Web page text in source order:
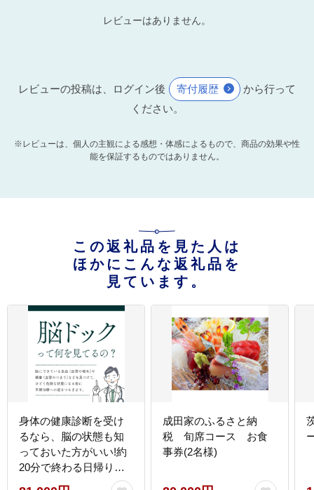
レビューはありません。
レビューの投稿は、ログイン後 寄付履歴
から行って
ください。
※レビューは、個人の主観による感想・体感によるもので、商品の効果や性
能を保証するものではありません。
この返礼品を見た人は
ほかにこんな返礼品を
見ています。
身体の健康診断を受け
るなら、脳の状態も知
っておいた方がいい!約
20分で終わる日帰り脳
成田家のふるさと納
税 旬席コース お食
事券(2名様)